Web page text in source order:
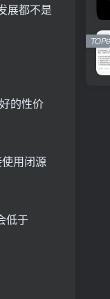
展都不是
的性价
用闭源
低于
TOP6